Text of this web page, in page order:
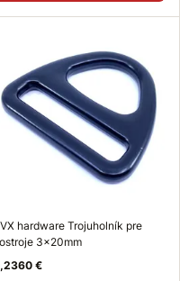
hardware Trojuholník pre
3x20mm
€